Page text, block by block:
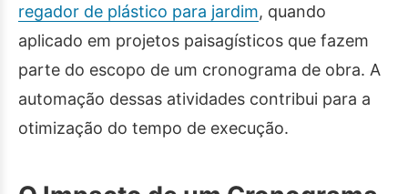
regador de plástico para jardim, quando
aplicado em projetos paisagísticos que fazem
parte do escopo de um cronograma de obra. A
automação dessas atividades contribui para a
otimização do tempo de execução.